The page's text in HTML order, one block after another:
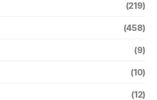
(219)
(458)
(9)
(10)
(12)